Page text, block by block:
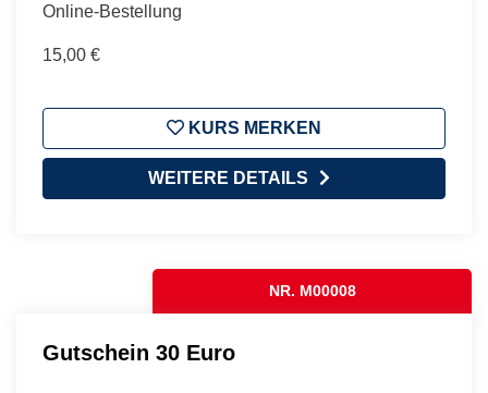
Online-Bestellung
15,00 €
KURS MERKEN
WEITERE DETAILS
NR. M00008
Gutschein 30 Euro